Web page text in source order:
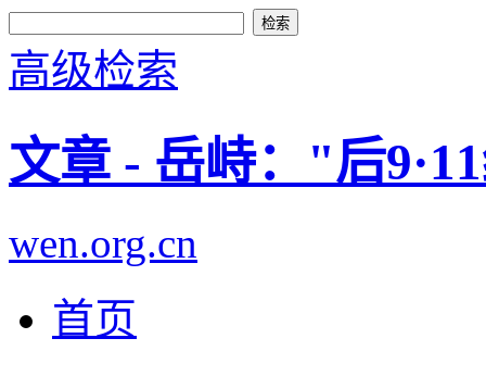
高级检索
文章 - 岳峙："后
wen.org.cn
首页